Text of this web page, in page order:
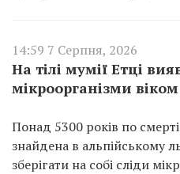
14:59 7 Серпня, 2026
На тілі мумії Етці
мікроорганізми
Понад 5300 років по
знайдена в альпійському
зберігати на собі сліди